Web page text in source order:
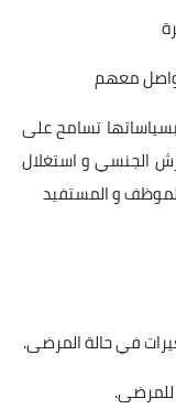
معهم
تسامح على
الجنسي و استغلال
و المستفيد
في حالة المرضى.
للمرضى.